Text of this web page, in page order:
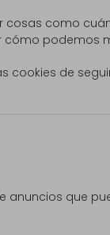
cosas como
podemos
cookies de
anuncios que